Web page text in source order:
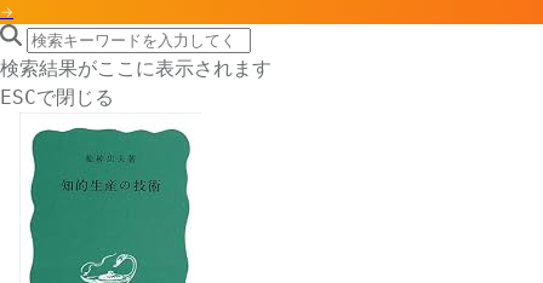
→
search icon
サイト内検索
検索結果がここに表示されます
ESCで閉じる